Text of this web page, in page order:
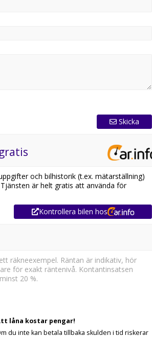
Santander Bank ,DNB
33 i Ytterby!
Skicka
och bilhistorik (t.ex. mätarställning)
är helt gratis att använda för
Kontrollera bilen hos
räkneexempel. Räntan är indikativ, hör
för exakt räntenivå. Kontantinsatsen
20 %.
låna kostar pengar!
du inte kan betala tillbaka skulden i tid riskerar